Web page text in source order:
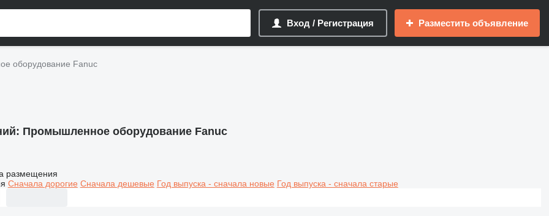
Вход / Регистрация Разместить объявление
оборудование Fanuc
Промышленное оборудование Fanuc
размещения
Сначала дорогие Сначала дешевые Год выпуска - сначала новые Год выпуска - сначала старые